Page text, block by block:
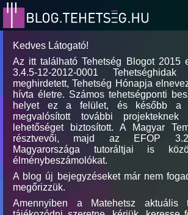
Kedves Látogató!
Az itt található Tehetség Blogot 2015
3.4.5-12-2012-0001
meghirdetett, Tehetség Hónapja
hívta életre. Számos tehetségponti
helyet ez a felület, és később a
megvalósított további
lehetőséget biztosított. A Magyar
résztvevői, majd az EFOP
Magyarországa tutoráltjai is
élménybeszámolókat.
A blog új bejegyzéseket már nem
megőrizzük.
Amennyiben a Matehetsz aktuális